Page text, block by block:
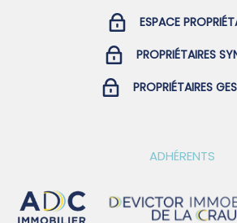
ESPACE
PROPRIÉTAIRES
PROPRIÉTAIRES
ADHÉRENTS